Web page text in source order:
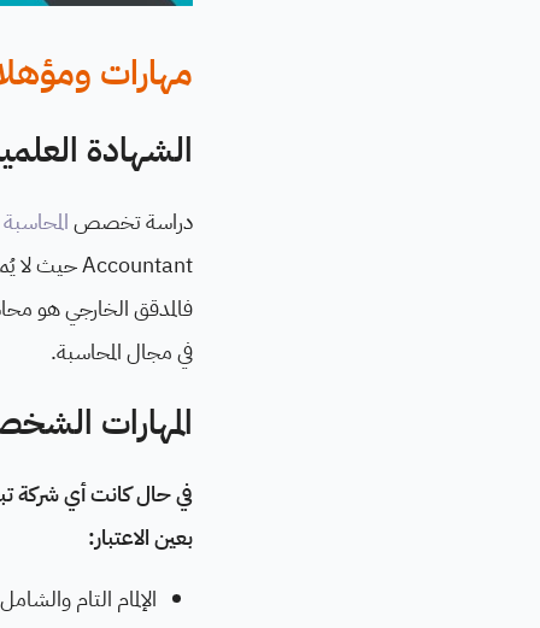
مهارات
الشهادة
دراسة تخصصالمحاسبة
فالمدقق الخارجي هو
في مجال المحاسبة.
المهارات
في حال كانت أي شركة
بعين الاعتبار:
الإلمام التام